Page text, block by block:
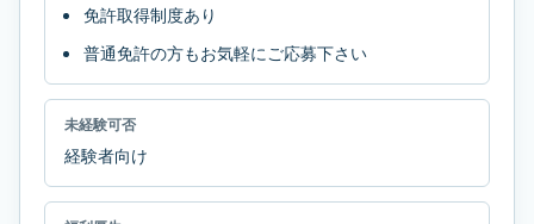
免許取得制度あり
普通免許の方もお気軽にご応募下さい
未経験可否
経験者向け